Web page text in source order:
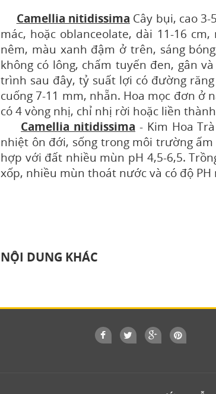
Camellia nitidissima Cây bụi, cao
mác, hoặc oblanceolate, dài 11-16
nêm, màu xanh đậm ở trên, sáng
không có lông, chấm tuyến đen, gân
trình sau đây, tỷ suất lợi có đường
cuống 7-11 mm, nhẵn. Hoa mọc đơn ở
có 4 vòng nhị, chỉ nhị rời hoặc liền
Camellia nitidissima - Kim Hoa
nhiệt ôn đới, sống trong môi trường
hợp với đất nhiều mùn pH 4,5-6,5.
xốp, nhiều mùn thoát nước và có độ
NỘI DUNG KHÁC